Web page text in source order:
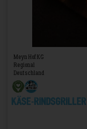
Meyn Hof KG
Regional
Deutschland
Käse-Rindsgriller